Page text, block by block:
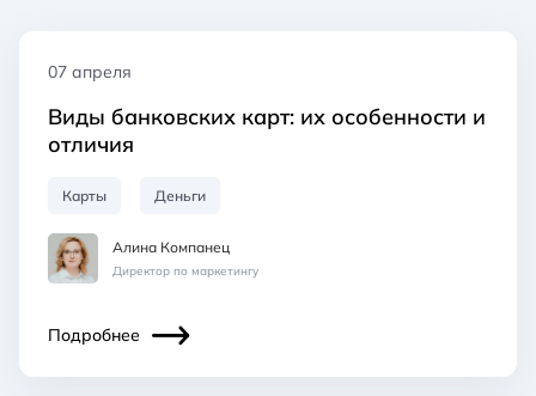
07 апреля
Виды банковских карт: их особенности и
отличия
Карты Деньги
Алина Компанец
Директор по маркетингу
Подробнее